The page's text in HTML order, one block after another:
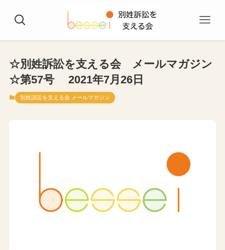
☆別姓訴訟を支える会 メールマガジン
☆第57号 2021年7月26日
別姓訴訟を支える会 メールマガジン